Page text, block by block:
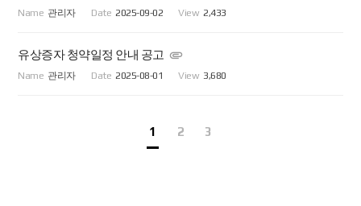
관리자 2025-09-02 2,433
유상증자 청약일정 안내 공고
관리자 2025-08-01 3,680
1 2 3